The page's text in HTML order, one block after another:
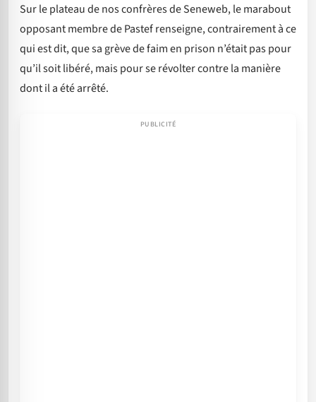
Sur le plateau de nos confrères de Seneweb, le marabout
opposant membre de Pastef renseigne, contrairement à ce
qui est dit, que sa grève de faim en prison n’était pas pour
qu’il soit libéré, mais pour se révolter contre la manière
dont il a été arrêté.